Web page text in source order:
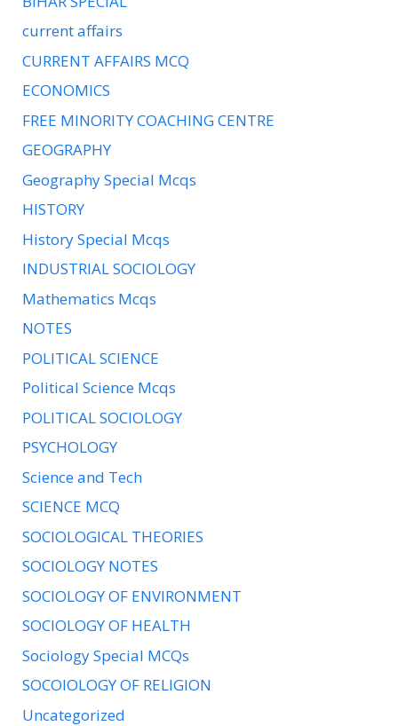
current affairs
CURRENT AFFAIRS MCQ
ECONOMICS
FREE MINORITY COACHING CENTRE
GEOGRAPHY
Geography Special Mcqs
HISTORY
History Special Mcqs
INDUSTRIAL SOCIOLOGY
Mathematics Mcqs
NOTES
POLITICAL SCIENCE
Political Science Mcqs
POLITICAL SOCIOLOGY
PSYCHOLOGY
Science and Tech
SCIENCE MCQ
SOCIOLOGICAL THEORIES
SOCIOLOGY NOTES
SOCIOLOGY OF ENVIRONMENT
SOCIOLOGY OF HEALTH
Sociology Special MCQs
SOCOIOLOGY OF RELIGION
Uncategorized